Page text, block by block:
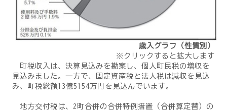
歳入グラフ（性質別）
※クリックすると拡大します
町税収入は、決算見込みを勘案し、個人町民税の増収を
見込みました。一方で、固定資産税と法人税は減収を見込
み、町税総額13億5154万円を見込んでいます。
地方交付税は、2町合併の合併特例措置（合併算定替）の